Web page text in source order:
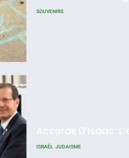
SOUVENIRS
ISRAÉL JUDAISME